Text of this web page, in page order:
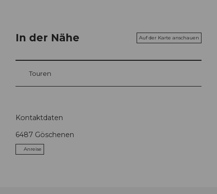
In der Nähe Auf der Karte anschauen
Touren
Kontaktdaten
6487 Göschenen
Anreise